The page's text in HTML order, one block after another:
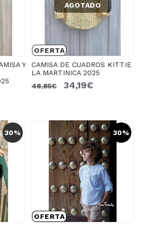
Y
OFERTA
AGOTADO
CAMISA DE CUADROS KITTIE
LA MARTINICA 2025
48,85€
34,19€
30% 30%
OFERTA